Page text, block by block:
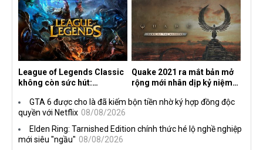
số tựa game trên Xbox?
League of Legends Classic
không còn sức hút:
chơi cũ không còn online
Quake 2021 ra mắt bản mở
rộng mới nhân dịp kỷ niệm
the Machine
GTA 6 được cho là đã kiếm bộn tiền nhờ ký hợp đồng độc
quyền với Netflix 08/08/2026
Elden Ring: Tarnished Edition chính thức hé lộ nghề nghiệp
mới siêu "ngầu" 08/08/2026